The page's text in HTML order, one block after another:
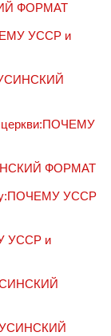
ФОРМАТ
УССР и
церкви:ПОЧЕМУ
ФОРМАТ
УССР
УССР и